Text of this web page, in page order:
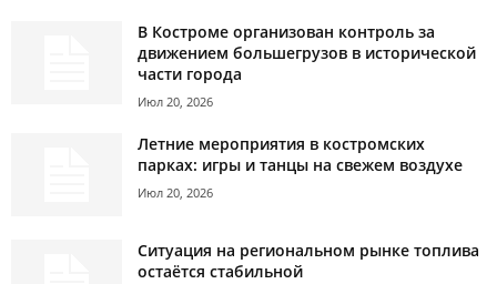
В Костроме организован контроль за
движением большегрузов в исторической
части города
Июл 20, 2026
Летние мероприятия в костромских
парках: игры и танцы на свежем воздухе
Июл 20, 2026
Ситуация на региональном рынке топлива
остаётся стабильной